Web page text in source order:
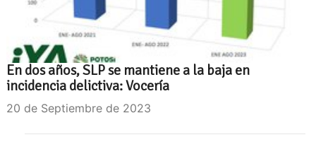
En dos años, SLP se mantiene a la baja en
incidencia delictiva: Vocería
20 de Septiembre de 2023